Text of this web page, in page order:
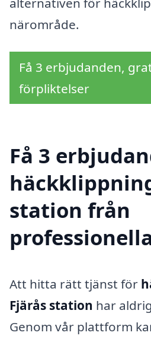
närområde.
Få 3 erbjudanden,
förpliktelser
Få 3
station från
Att hitta rätt tjänst för
Fjärås station har
Genom vår plattform